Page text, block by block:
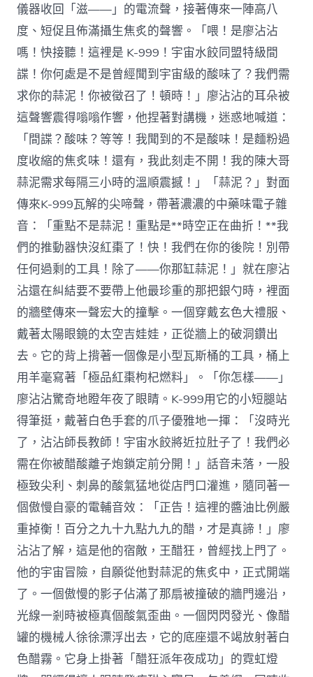
儀器收回「滋——」的電流聲，接著傳來一陣高八
度、短促且佈滿攝生焦炙的聲響。「喂！是廖沾沾
嗎！快接聽！這裡是 K-999！宇宙水餃同盟特級間
諜！你何處是不是曾經聞到宇宙級的酸味了？我們需
求你的蒜泥！你被徵召了！頓時！」廖沾沾的耳朵被
這聲響震得嗡嗡作響，他捏著對講機，迷惑地喊道：
「間諜？酸味？等等！我聞到的不是酸味！是麵粉過
度收縮的焦炙味！還有，我此刻走不開！我的陳大哥
蒜泥需求每隔三小時的溫順震撼！」「蒜泥？」對面
傳來K-999瓦解的尖啼聲，帶著濃濃的中藥味電子雜
音：「重點不是蒜泥！重點是**時空正在曲折！**我
們的推動器快沒紅棗了！快！我們在你的後院！別帶
任何過剩的工具！除了——你那缸蒜泥！」就在廖沾
沾還在糾結要不要帶上他最珍重的那把銀勺時，裡面
的牆壁傳來一聲宏大的撞擊。一個穿戴玄色大禮服、
戴著太陽眼鏡的太空吉娃娃，正從牆上的破洞鑽出
去。它的背上揹著一個像是小型瓦斯桶的工具，桶上
用羊毫寫著「極品紅棗枸杞燃料」。「你怎樣——」
廖沾沾驚奇地瞪年夜了眼睛。K-999用它的小短腿站
得筆挺，戴著白色手套的爪子優雅地一揮：「沒時光
了，沾沾師長教師！宇宙水餃將近拉肚子了！我們必
需在你被醋酸離子炮鎖定前分開！」話音未落，一股
極致尖利、刺鼻的酸氣猛地從店門口灌進，隨同著一
個傲慢自豪的電輔音效：「正告！這裡的醬油比例嚴
重掉衡！百分之九十九點九九的醋，才是真諦！」廖
沾沾了解，這是他的宿敵，王醋狂，曾經找上門了。
他的宇宙冒險，自願從他對蒜泥的焦炙中，正式開端
了。一個傲慢的影子佔滿了那扇被撞破的牆門邊沿，
光線一剎時被極真個酸氣歪曲。一個閃閃發光、像醋
罐的機械人徐徐漂浮出去，它的底座還不竭放射著白
色醋霧。它身上掛著「醋狂派年夜成功」的霓虹燈